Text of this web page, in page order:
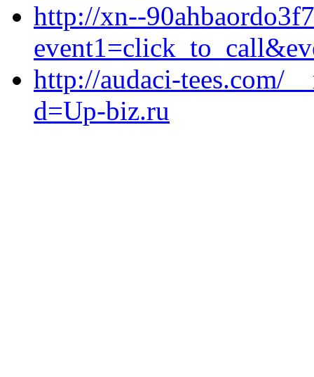
http://xn--
http://audaci-tees.com/
d=Up-biz.ru